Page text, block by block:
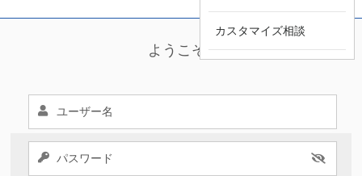
カスタマイズ相談
ようこそ !